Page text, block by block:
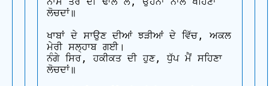
ਲੋਚਦਾਂ॥
ਖਾਬਾਂ ਦੇ ਸਾਉਣ ਦੀਆਂ ਝੜੀਆਂ ਦੇ ਵਿੱਚ, ਅਕਲ
ਮੇਰੀ ਸਲ੍ਹਾਬ ਗਈ।
ਨੰਗੇ ਸਿਰ, ਹਕੀਕਤ ਦੀ ਹੁਣ, ਧੁੱਪ ਮੈਂ ਸਹਿਣਾ
ਲੋਚਦਾਂ॥